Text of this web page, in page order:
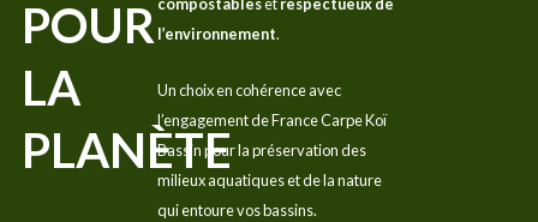
POUR
LA
PLANÈTE
l’environnement.
Un choix en cohérence avec
l’engagement de France Carpe Koï
Bassin pour la préservation des
milieux aquatiques et de la nature
qui entoure vos bassins.